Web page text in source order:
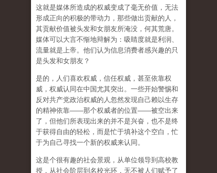
这就是媒体所造成的权威变成了毫无价值，无法
形成正向的积极的带动力，那些做出贡献的人，
其贡献价值被头发和女朋友所淹没，何其荒唐。
媒体可以大言不惭地辩解为：吸睛度就是利润、
流量就是上帝。他们认为信息消费者感兴趣的只
是头发和女朋友？
是的，人们喜欢权威，信任权威，甚至依靠权
威，权威认同在中国尤其突出。一些开始警惕和
反对共产党政治权威的人忽然发现自己赖以生存
的精神依靠——那个权威者的位置——被空出来
了，但他们所表现出来的并不是兴奋，也不是终
于获得自由的轻松，而是忙于填补这个空白，忙
于为自己寻找一个新的权威来认同。
这是个很有趣的社会景观，从单位领导到高校教
授，从社会阶层到名校光环，无不被人们赋予了